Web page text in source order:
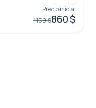
Precio inicial
1,150 $860 $